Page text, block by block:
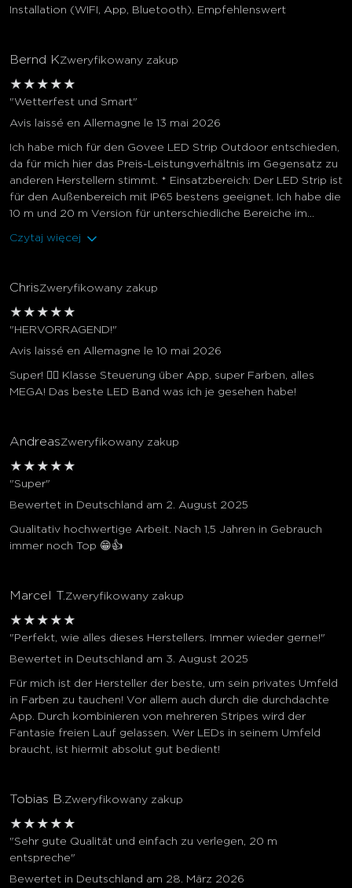
Installation (WIFI, App, Bluetooth). Empfehlenswert
Bernd KZweryfikowany zakup
★ ★ ★ ★ ★
"Wetterfest und Smart"
Avis laissé en Allemagne le 13 mai 2026
Ich habe mich für den Govee LED Strip Outdoor entschieden,
da für mich hier das Preis-Leistungverhältnis im Gegensatz zu
anderen Herstellern stimmt. * Einsatzbereich: Der LED Strip ist
für den Außenbereich mit IP65 bestens geeignet. Ich habe die
10 m und 20 m Version für unterschiedliche Bereiche im...
Czytaj więcej
ChrisZweryfikowany zakup
★ ★ ★ ★ ★
"HERVORRAGEND!"
Avis laissé en Allemagne le 10 mai 2026
Super! 👍🏼 Klasse Steuerung über App, super Farben, alles
MEGA! Das beste LED Band was ich je gesehen habe!
AndreasZweryfikowany zakup
★ ★ ★ ★ ★
"Super"
Bewertet in Deutschland am 2. August 2025
Qualitativ hochwertige Arbeit. Nach 1,5 Jahren in Gebrauch
immer noch Top 😁👍
Marcel T. Zweryfikowany zakup
★ ★ ★ ★ ★
"Perfekt, wie alles dieses Herstellers. Immer wieder gerne!"
Bewertet in Deutschland am 3. August 2025
Für mich ist der Hersteller der beste, um sein privates Umfeld
in Farben zu tauchen! Vor allem auch durch die durchdachte
App. Durch kombinieren von mehreren Stripes wird der
Fantasie freien Lauf gelassen. Wer LEDs in seinem Umfeld
braucht, ist hiermit absolut gut bedient!
Tobias B. Zweryfikowany zakup
★ ★ ★ ★ ★
"Sehr gute Qualität und einfach zu verlegen, 20 m
entspreche"
Bewertet in Deutschland am 28. März 2026
close